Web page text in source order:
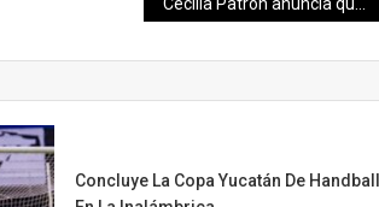
Concluye La Copa Yucatán De